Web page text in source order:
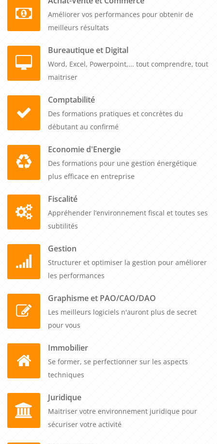
réussite de leurs projets dans leur ensemble, ce qui peut se
En conclusion, une formation sur le thème "Chef de projet"
peut offrir de nombreux avantages aux entreprises qui
acquérant les compétences et les connaissances nécessaires
pour gérer efficacement les projets, les participants peuvent
aider leur entreprise à réaliser des économies significatives, à
leur portefeuille de projets dans son ensemble.
Améliorer vos performances pour obtenir de
meilleurs résultats
Bureautique et Digital
Word, Excel, Powerpoint,... tout comprendre, tout
maitriser
Comptabilité
Des formations pratiques et concrètes du
débutant au confirmé
Economie d'Energie
Des formations pour une gestion énergétique
plus efficace en entreprise
Fiscalité
Appréhender l’environnement fiscal et toutes ses
subtilités
Gestion
Structurer et optimiser la gestion pour améliorer
les performances
Graphisme et PAO/CAO/DAO
Les meilleurs logiciels n'auront plus de secret
pour vous
Immobilier
Se former, se perfectionner sur les aspects
techniques
Juridique
Maitriser votre environnement juridique pour
sécuriser votre activité